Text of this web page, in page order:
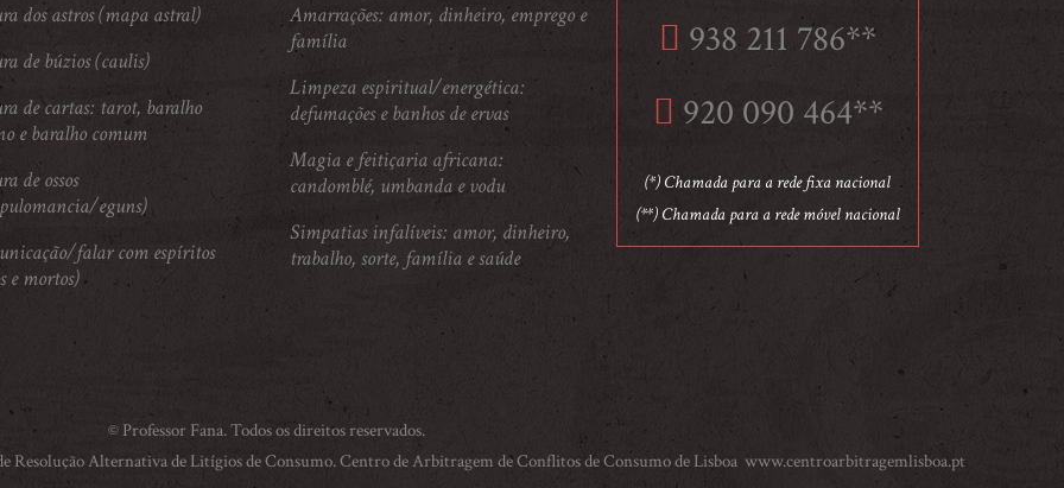
dos astros (mapa astral)
de búzios (caulis)
de cartas: tarot, baralho
e baralho comum
de ossos
eguns)
falar com espíritos
e mortos)
Amarrações: amor, dinheiro, emprego e
família
Limpeza espiritual/energética:
defumações e banhos de ervas
Magia e feitiçaria africana:
candomblé, umbanda e vodu
Simpatias infalíveis: amor, dinheiro,
trabalho, sorte, família e saúde
938 211 786**
920 090 464**
(*) Chamada para a rede fixa nacional
(**) Chamada para a rede móvel nacional
© Professor Fana. Todos os direitos reservados.
Resolução Alternativa de Litígios de Consumo. Centro de Arbitragem de Conflitos de Consumo de Lisboa www.centroarbitragemlisboa.pt